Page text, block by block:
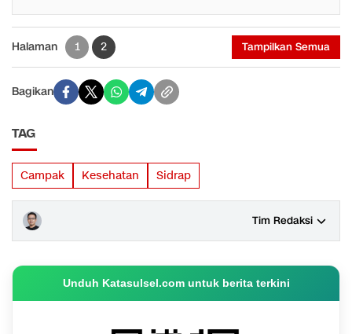
Halaman 1 2 Tampilkan Semua
Bagikan
TAG
Campak Kesehatan Sidrap
Tim Redaksi
Unduh Katasulsel.com untuk berita terkini